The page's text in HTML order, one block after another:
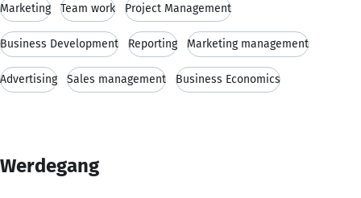
Marketing Team work Project Management
Business Development Reporting Marketing management
Advertising Sales management Business Economics
Werdegang